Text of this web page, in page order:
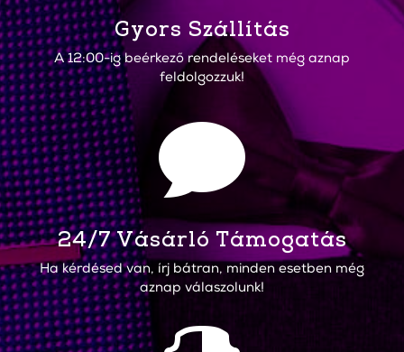
Gyors Szállítás
A 12:00-ig beérkező rendeléseket még aznap
feldolgozzuk!

24/7 Vásárló Támogatás
Ha kérdésed van, írj bátran, minden esetben még
aznap válaszolunk!